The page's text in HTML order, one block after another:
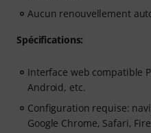
Aucun renouvellement
Spécifications:
Interface web compatible
Android, etc.
Configuration requise:
Google Chrome, Safari,